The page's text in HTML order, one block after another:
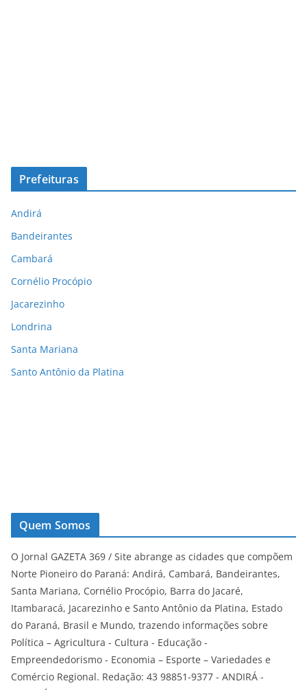
Prefeituras
Andirá
Bandeirantes
Cambará
Cornélio Procópio
Jacarezinho
Londrina
Santa Mariana
Santo Antônio da Platina
Quem Somos
O Jornal GAZETA 369 / Site abrange as cidades que compõem
Norte Pioneiro do Paraná: Andirá, Cambará, Bandeirantes,
Santa Mariana, Cornélio Procópio, Barra do Jacaré,
Itambaracá, Jacarezinho e Santo Antônio da Platina, Estado
do Paraná, Brasil e Mundo, trazendo informações sobre
Política – Agricultura - Cultura - Educação -
Empreendedorismo - Economia – Esporte – Variedades e
Comércio Regional. Redação: 43 98851-9377 - ANDIRÁ -